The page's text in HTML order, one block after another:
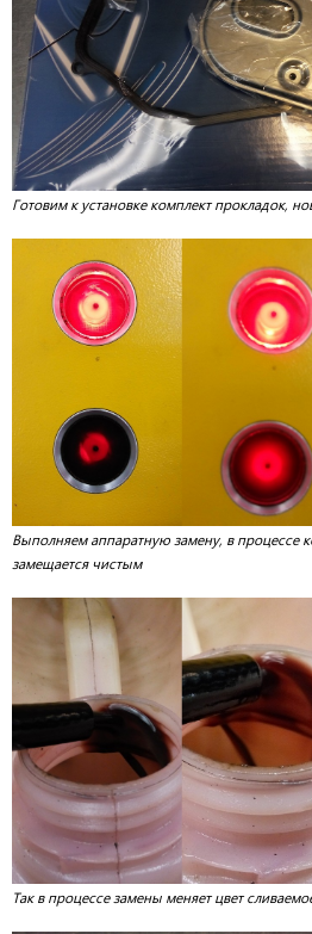
Готовим к установке комплект прокладок,
Выполняем аппаратную замену, в процессе
замещается чистым
Так в процессе замены меняет цвет